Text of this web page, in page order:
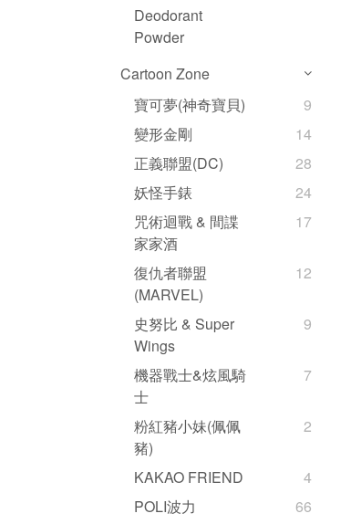
Deodorant
Powder
Cartoon Zone
寶可夢(神奇寶貝)
9
變形金剛
14
正義聯盟(DC)
28
妖怪手錶
24
咒術迴戰 & 間諜
家家酒
17
復仇者聯盟
(MARVEL)
12
史努比 & Super
Wings
9
機器戰士&炫風騎
士
7
粉紅豬小妹(佩佩
豬)
2
KAKAO FRIEND
4
POLI波力
66